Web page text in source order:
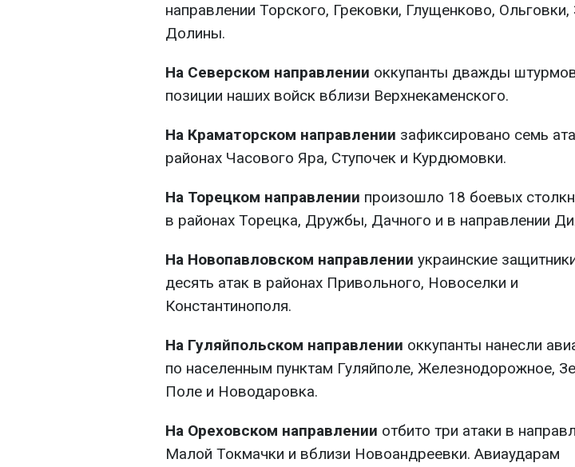
направлении Торского, Грековки, Глущенково, Ольговки,
Долины.
На Северском направлении оккупанты дважды
позиции наших войск вблизи Верхнекаменского.
На Краматорском направлении зафиксировано семь
районах Часового Яра, Ступочек и Курдюмовки.
На Торецком направлении произошло 18 боевых
в районах Торецка, Дружбы, Дачного и в направлении
На Новопавловском направлении украинские
десять атак в районах Привольного, Новоселки и
Константинополя.
На Гуляйпольском направлении оккупанты нанесли
по населенным пунктам Гуляйполе, Железнодорожное,
Поле и Новодаровка.
На Ореховском направлении отбито три атаки в
Малой Токмачки и вблизи Новоандреевки. Авиаударам